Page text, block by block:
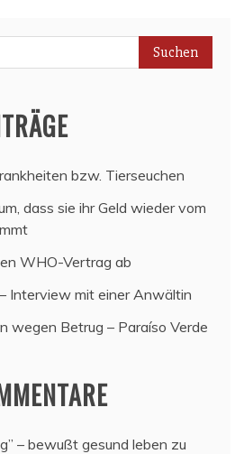
bzw. Tierseuchen
dass sie ihr Geld wieder vom
WHO-Vertrag ab
Interview mit einer Anwältin
wegen Betrug – Paraíso Verde
– bewußt gesund leben zu